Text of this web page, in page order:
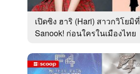
เปิดซิง ฮาริ (Hari) สาวกวิโยมิที่
Sanook! ก่อนใครในเมืองไทย